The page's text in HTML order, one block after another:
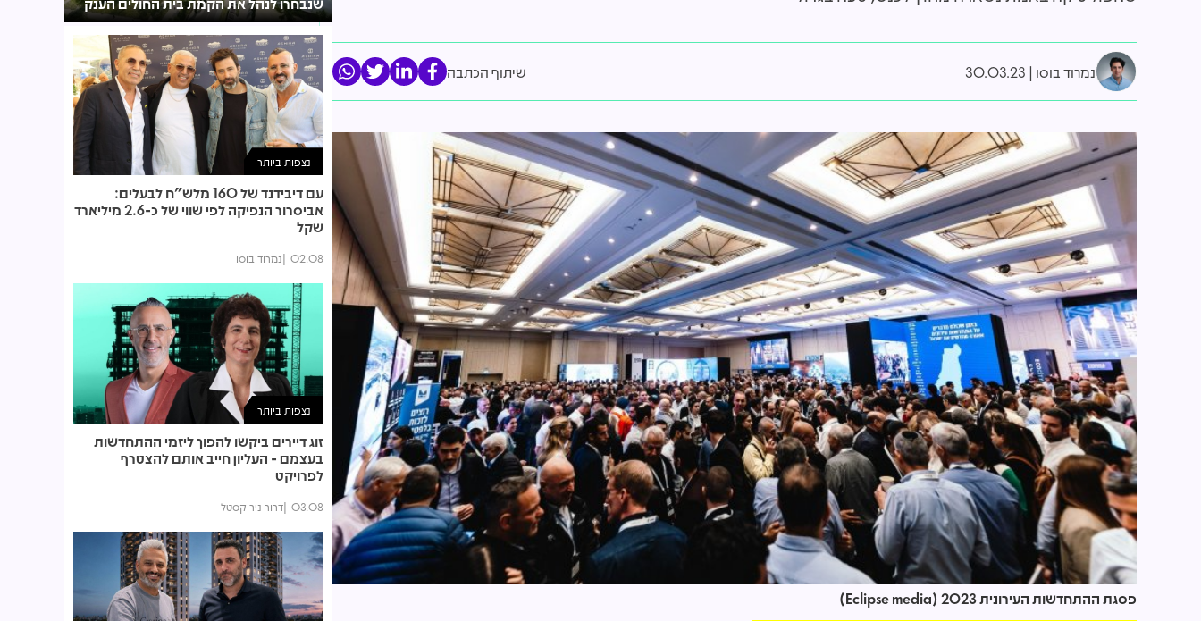
נמרוד בוסו 30.03.23 שיתוף הכתבה
פסגת ההתחדשות העירונית 2023 (Eclipse media)
בנגב
נצפות ביותר
עם דיבידנד של 160 מלש"ח לבעלים:
אביסרור הנפיקה לפי שווי של כ-2.6 מיליארד
שקל
02.08 נמרוד בוסו
נצפות ביותר
זוג דיירים ביקשו להפוך ליזמי ההתחדשות
בעצמם - העליון חייב אותם להצטרף
לפרויקט
03.08 דרור ניר קסטל